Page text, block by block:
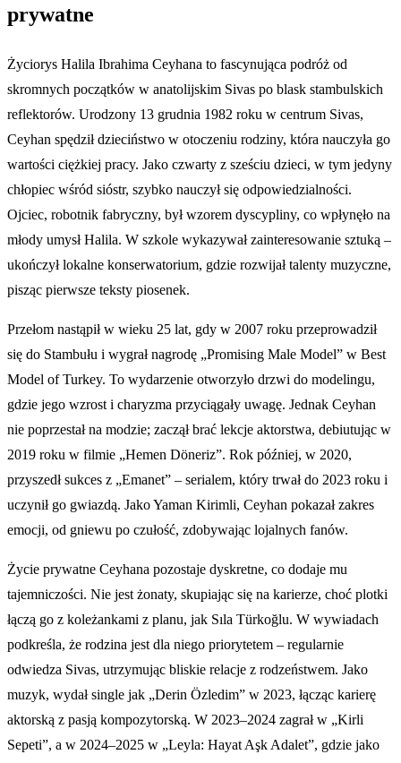
prywatne
Życiorys Halila Ibrahima Ceyhana to fascynująca podróż od
skromnych początków w anatolijskim Sivas po blask stambulskich
reflektorów. Urodzony 13 grudnia 1982 roku w centrum Sivas,
Ceyhan spędził dzieciństwo w otoczeniu rodziny, która nauczyła go
wartości ciężkiej pracy. Jako czwarty z sześciu dzieci, w tym jedyny
chłopiec wśród sióstr, szybko nauczył się odpowiedzialności.
Ojciec, robotnik fabryczny, był wzorem dyscypliny, co wpłynęło na
młody umysł Halila. W szkole wykazywał zainteresowanie sztuką –
ukończył lokalne konserwatorium, gdzie rozwijał talenty muzyczne,
pisząc pierwsze teksty piosenek.
Przełom nastąpił w wieku 25 lat, gdy w 2007 roku przeprowadził
się do Stambułu i wygrał nagrodę „Promising Male Model” w Best
Model of Turkey. To wydarzenie otworzyło drzwi do modelingu,
gdzie jego wzrost i charyzma przyciągały uwagę. Jednak Ceyhan
nie poprzestał na modzie; zaczął brać lekcje aktorstwa, debiutując w
2019 roku w filmie „Hemen Döneriz”. Rok później, w 2020,
przyszedł sukces z „Emanet” – serialem, który trwał do 2023 roku i
uczynił go gwiazdą. Jako Yaman Kirimli, Ceyhan pokazał zakres
emocji, od gniewu po czułość, zdobywając lojalnych fanów.
Życie prywatne Ceyhana pozostaje dyskretne, co dodaje mu
tajemniczości. Nie jest żonaty, skupiając się na karierze, choć plotki
łączą go z koleżankami z planu, jak Sıla Türkoğlu. W wywiadach
podkreśla, że rodzina jest dla niego priorytetem – regularnie
odwiedza Sivas, utrzymując bliskie relacje z rodzeństwem. Jako
muzyk, wydał single jak „Derin Özledim” w 2023, łącząc karierę
aktorską z pasją kompozytorską. W 2023–2024 zagrał w „Kirli
Sepeti”, a w 2024–2025 w „Leyla: Hayat Aşk Adalet”, gdzie jako